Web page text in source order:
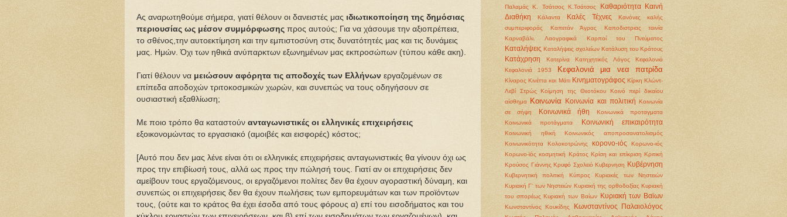
Ας αναρωτηθούμε σήμερα, γιατί θέλουν οι δανειστές μας ιδιωτικοποίηση της δημόσιας
περιουσίας ως μέσον συμμόρφωσης προς αυτούς; Για να χάσουμε την αξιοπρέπεια,
το σθένος,την αυτοεκτίμηση και την εμπιστοσύνη στις δυνατότητές μας και τις δυνάμεις
μας. Ημών. Όχι των ηθικά ανύπαρκτων εξωνημένων μας εκπροσώπων (τύπου κάθε ακη).
Γιατί θέλουν να μειώσουν αφόρητα τις αποδοχές των Ελλήνων εργαζομένων σε
επίπεδα αποδοχών τριτοκοσμικών χωρών, και συνεπώς να τους οδηγήσουν σε
ουσιαστική εξαθλίωση;
Με ποιο τρόπο θα καταστούν ανταγωνιστικές οι ελληνικές επιχειρήσεις
εξοικονομώντας το εργασιακό (αμοιβές και εισφορές) κόστος;
[Αυτό που δεν μας λένε είναι ότι οι ελληνικές επιχειρήσεις ανταγωνιστικές θα γίνουν όχι ως
προς την επιβίωσή τους, αλλά ως προς την πώλησή τους. Γιατί αν οι επιχειρήσεις δεν
αμείβουν τους εργαζόμενους, οι εργαζόμενοι πολίτες δεν θα έχουν αγοραστική δύναμη, και
συνεπώς οι επιχειρήσεις δεν θα έχουν πωλήσεις των εμπορευμάτων και των προϊόντων
τους, (ούτε και το κράτος θα έχει έσοδα από τους φόρους α) επί του εισοδήματος και του
Παλαμάς Κ. Τσάτσος Κ.Τσάτσος Καθαριότητα
Καινή
Διαθήκη
Κάλαντα Καλές Τέχνες
Κανόνες καλής
συμπεριφοράς
Καπετάν Άγρας
Καποδιστριας ταινία
Καρναβάλι. Λαογραφικά
Καρποί του Πνεύματος
Καταλήψεις Καταλήψεις σχολείων Κατάλυση του Κράτους
Κατάχρηση Κατερίνα Κατηχητικός Λόγος
Κεφαλονιά
Κεφαλονιά 1953
Κεφαλονιά μια νεα πατρίδα
Κίναρος Κινέττα και Μάτι Κινηματογράφος Κίρκη Κλώντ-
Λεβί Στρώς
Κοίμηση της Θεοτόκου
Κοινό περί δικαίου
αίσθημα
Κοινωνία Κοινωνία και πολιτική Κοινωνία
σε σήψη
Κοινωνικά ήθη
Κοινωνικά προταγματα
Κοινωνικά προτάγματα
Κοινωνική επικαιρότητα
Κοινωνική ηθική
Κοινωνικός αποπροσανατολισμός
Κοινωνικότητα
Κολοκοτρώνης κορονο-ιός
Κορωνο-ιός
Κορωνο-ϊός κοσμητική Κράτος Κρίση και επίκριση Κριτική
Κρούσος Γιάννης Κρυφό Σχολειό Κυβερνηση Κυβέρνηση
Κυβερνητική πολιτική Κύπρος
Κυριακές των Νηστειών
Κυριακή Γ' των Νηστειών Κυριακή της ορθοδοξίας Κυριακή
του σπορέως Κυριακή των Βαίων Κυριακή των Βαϊων
Κωνσταντίνος Κουκίδης Κωνσταντίνος Παλαιολόγος